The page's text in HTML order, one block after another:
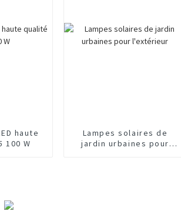
haute
100 W
Lampes solaires de
jardin urbaines pour